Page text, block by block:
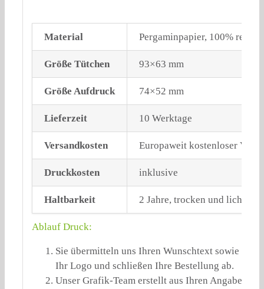
Material Pergaminpapier, 100%
Größe Tütchen 93×63 mm
Größe Aufdruck 74×52 mm
Lieferzeit 10 Werktage
Versandkosten Europaweit kostenloser
Druckkosten inklusive
Haltbarkeit 2 Jahre, trocken und
Ablauf Druck:
Sie übermitteln uns Ihren Wunschtext sowie
Ihr Logo und schließen Ihre Bestellung ab.
Unser Grafik-Team erstellt aus Ihren Angaben